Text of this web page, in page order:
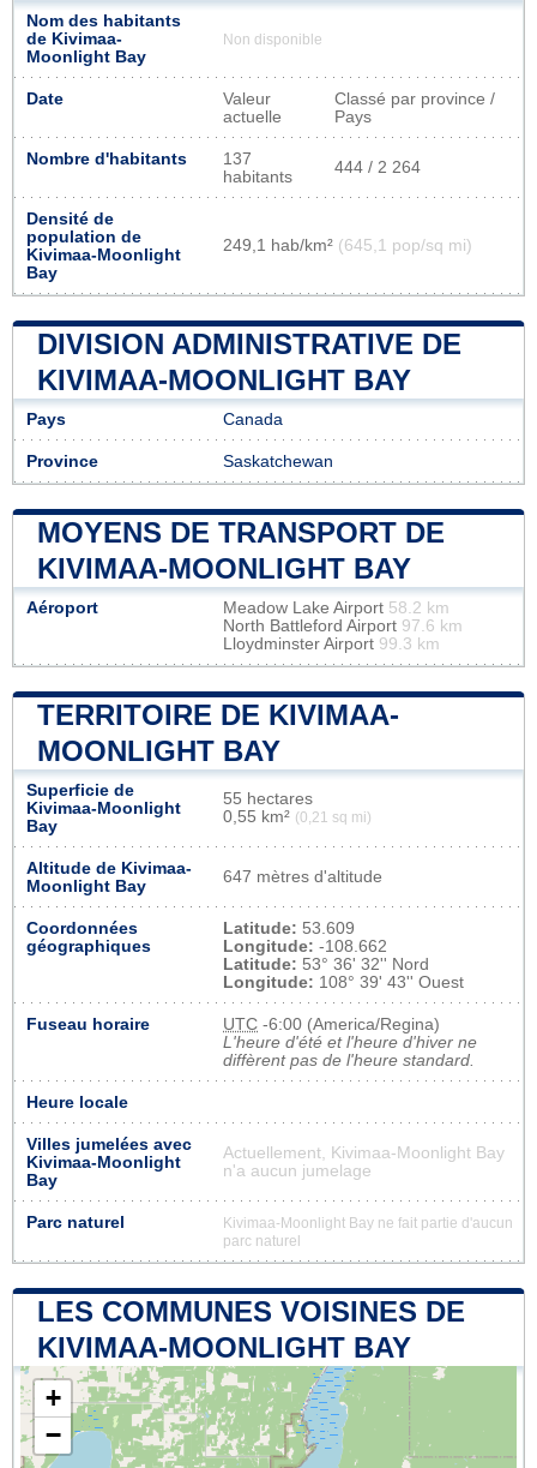
Nom des habitants
de Kivimaa-
Moonlight Bay
Non disponible
Date
Valeur
actuelle
Classé par province /
Pays
Nombre d'habitants
137
habitants
444 / 2 264
Densité de
population de
Kivimaa-Moonlight
Bay
249,1 hab/km² (645,1 pop/sq mi)
DIVISION ADMINISTRATIVE DE
KIVIMAA-MOONLIGHT BAY
Pays Canada
Province Saskatchewan
MOYENS DE TRANSPORT DE
KIVIMAA-MOONLIGHT BAY
Aéroport Meadow Lake Airport 58.2 km
North Battleford Airport 97.6 km
Lloydminster Airport 99.3 km
TERRITOIRE DE KIVIMAA-
MOONLIGHT BAY
Superficie de
Kivimaa-Moonlight
Bay
55 hectares
0,55 km² (0,21 sq mi)
Altitude de Kivimaa-
Moonlight Bay
647 mètres d'altitude
Coordonnées
géographiques
Latitude: 53.609
Longitude: -108.662
Latitude: 53° 36' 32'' Nord
Longitude: 108° 39' 43'' Ouest
Fuseau horaire UTC -6:00 (America/Regina)
L'heure d'été et l'heure d'hiver ne
diffèrent pas de l'heure standard.
Heure locale
Villes jumelées avec
Kivimaa-Moonlight
Bay
Actuellement, Kivimaa-Moonlight Bay
n'a aucun jumelage
Parc naturel
Kivimaa-Moonlight Bay ne fait partie d'aucun
parc naturel
LES COMMUNES VOISINES DE
KIVIMAA-MOONLIGHT BAY
+
−